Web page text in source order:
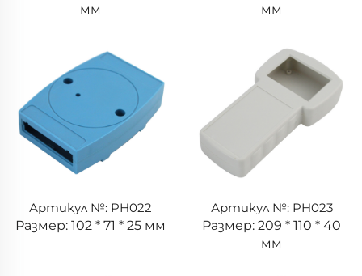
мм
мм
Артикул №: PH022
Размер: 102 * 71 * 25 мм
Артикул №: PH023
Размер: 209 * 110 * 40
мм